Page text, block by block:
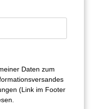
Daten zum
(Link im Footer